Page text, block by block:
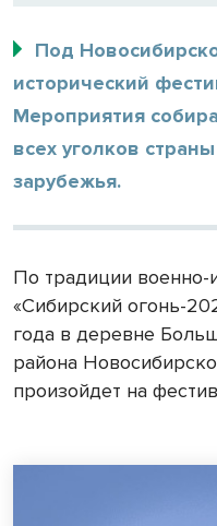
Под
исторический
Мероприятия
всех уголков
зарубежья.
По традиции военно-
«Сибирский огонь-
года в деревне
района
произойдет на